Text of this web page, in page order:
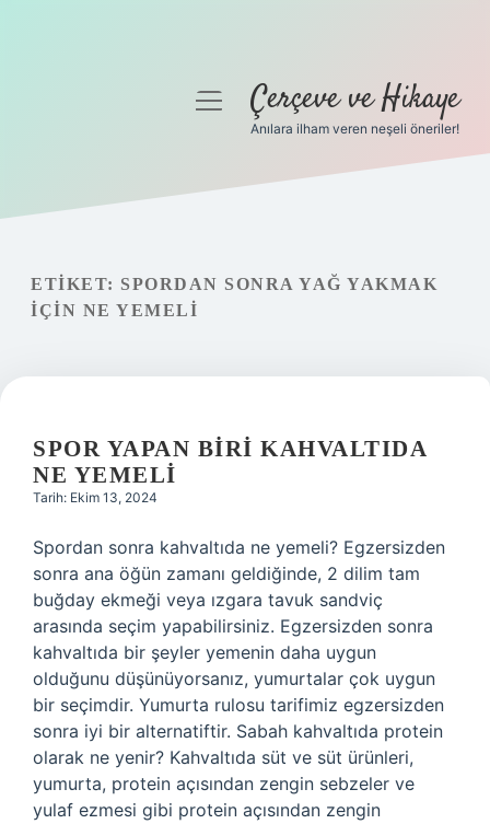
Gizlilik Politikası
Hakkımızda
menüyüÇerçeve ve Hikaye
Anılara ilham veren neşeli öneriler!
ETIKET: SPORDAN SONRA YAĞ YAKMAK
IÇIN NE YEMELI
SPOR YAPAN BIRI KAHVALTIDA
NE YEMELI
Tarih: Ekim 13, 2024
Spordan sonra kahvaltıda ne yemeli? Egzersizden
sonra ana öğün zamanı geldiğinde, 2 dilim tam
buğday ekmeği veya ızgara tavuk sandviç
arasında seçim yapabilirsiniz. Egzersizden sonra
kahvaltıda bir şeyler yemenin daha uygun
olduğunu düşünüyorsanız, yumurtalar çok uygun
bir seçimdir. Yumurta rulosu tarifimiz egzersizden
sonra iyi bir alternatiftir. Sabah kahvaltıda protein
olarak ne yenir? Kahvaltıda süt ve süt ürünleri,
yumurta, protein açısından zengin sebzeler ve
yulaf ezmesi gibi protein açısından zengin